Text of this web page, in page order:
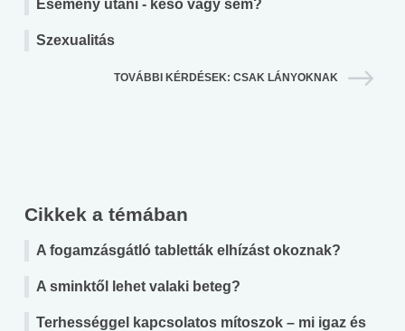
Esemény utáni - késő vagy sem?
Szexualitás
TOVÁBBI KÉRDÉSEK: CSAK LÁNYOKNAK
Cikkek a témában
A fogamzásgátló tabletták elhízást okoznak?
A sminktől lehet valaki beteg?
Terhességgel kapcsolatos mítoszok – mi igaz és